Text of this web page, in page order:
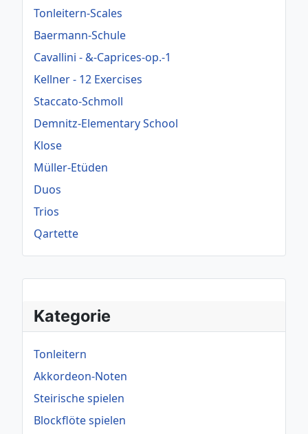
Kategorie
Tonleitern
Akkordeon-Noten
Steirische spielen
Blockflöte spielen
Tonleitern-Scales
Baermann-Schule
Cavallini - &-Caprices-op.-1
Kellner - 12 Exercises
Staccato-Schmoll
Demnitz-Elementary School
Klose
Müller-Etüden
Duos
Trios
Qartette